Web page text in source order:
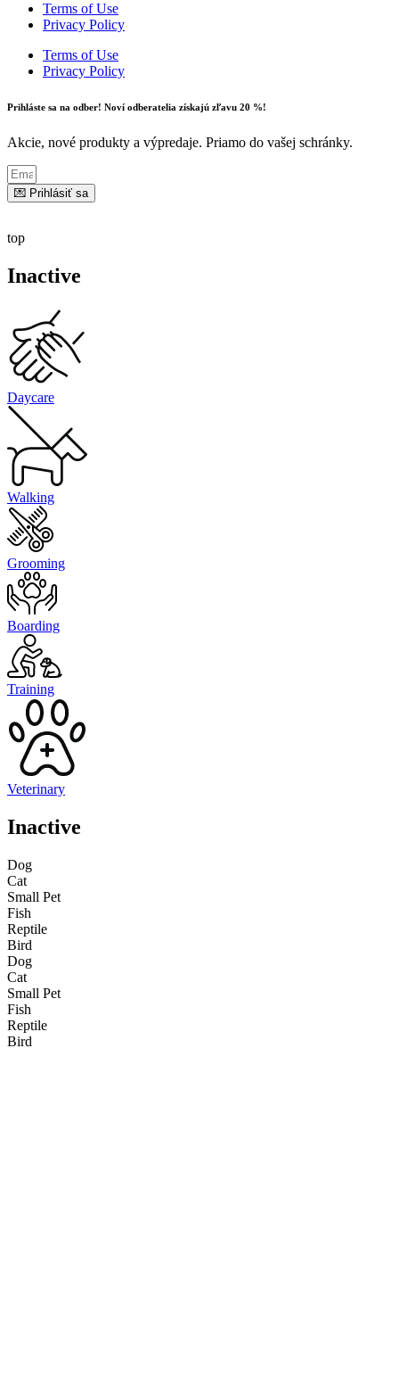
Terms of Use
Privacy Policy
Terms of Use
Privacy Policy
Prihláste sa na odber! Noví odberatelia získajú zľavu 20 %!
Akcie, nové produkty a výpredaje. Priamo do vašej schránky.
💌 Prihlásiť sa
top
Inactive
Daycare
Walking
Grooming
Boarding
Training
Veterinary
Inactive
Dog
Cat
Small Pet
Fish
Reptile
Bird
Dog
Cat
Small Pet
Fish
Reptile
Bird